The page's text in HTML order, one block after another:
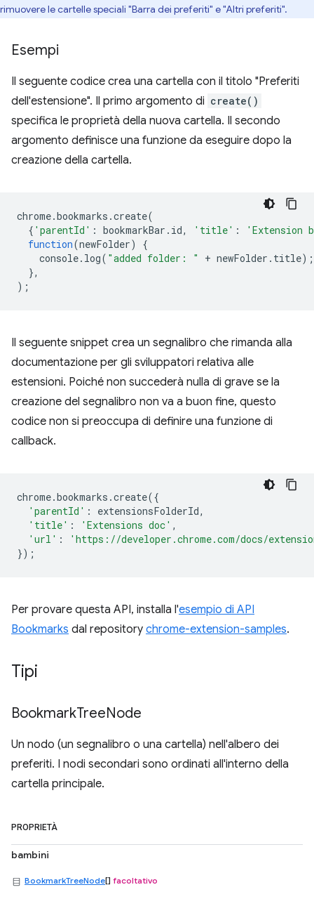
rimuovere le cartelle speciali "Barra dei preferiti" e "Altri preferiti".
Esempi
Il seguente codice crea una cartella con il titolo "Preferiti
dell'estensione". Il primo argomento di create()
specifica le proprietà della nuova cartella. Il secondo
argomento definisce una funzione da eseguire dopo la
creazione della cartella.
chrome.bookmarks .create(
{ 'parentId' : bookmarkBar . id, 'title' :
'Extension
function(newFolder)
{
console. log( "added folder: " + newFolder . title);
},
);
Il seguente snippet crea un segnalibro che rimanda alla
documentazione per gli sviluppatori relativa alle
estensioni. Poiché non succederà nulla di grave se la
creazione del segnalibro non va a buon fine, questo
codice non si preoccupa di definire una funzione di
callback.
chrome.bookmarks .create({
'parentId' : extensionsFolderId,
'title' : 'Extensions doc' ,
'url' :
'https://developer.chrome.com/docs/
});
Per provare questa API, installa l'esempio di API
Bookmarks dal repository chrome-extension-samples.
Tipi
BookmarkTreeNode
Un nodo (un segnalibro o una cartella) nell'albero dei
preferiti. I nodi secondari sono ordinati all'interno della
cartella principale.
PROPRIETÀ
bambini
BookmarkTreeNode[] facoltativo